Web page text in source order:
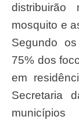
distribuirão
mosquito e
Segundo
75% dos
em
Secretaria